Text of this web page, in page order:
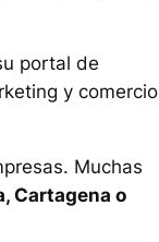
portal de
y comercio
Muchas
Cartagena o